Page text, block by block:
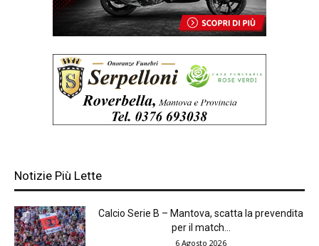
Notizie Più Lette
Calcio Serie B – Mantova, scatta la prevendita
per il match...
6 Agosto 2026